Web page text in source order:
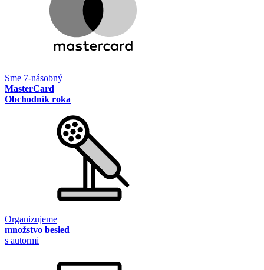
Sme 7-násobný
MasterCard
Obchodník roka
Organizujeme
množstvo besied
s autormi